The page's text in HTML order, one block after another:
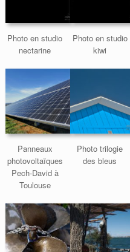
Photo en studio
nectarine
Photo en studio
kiwi
Panneaux
photovoltaïques
Pech-David à
Toulouse
Photo trilogie
des bleus